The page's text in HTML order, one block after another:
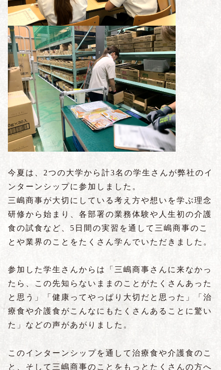
今夏は、2つの大学から計3名の学生さんが弊社のイ
ンターンシップに参加しました。
三嶋商事が大切にしている考え方や想いを学ぶ理念
研修から始まり、各部署の業務体験や人生初の介護
食の試食など、5日間の実習を通して三嶋商事のこ
とや業界のことをたくさん学んでいただきました。
参加した学生さんからは「三嶋商事さんに来なかっ
たら、この先知らないままのことがたくさんあった
と思う」「健康ってやっぱり大切だと思った」「治
療食や介護食がこんなにもたくさんあることに驚い
た」などの声があがりました。
このインターンシップを通して治療食や介護食のこ
と、そして三嶋商事のことをもっとたくさんの方へ